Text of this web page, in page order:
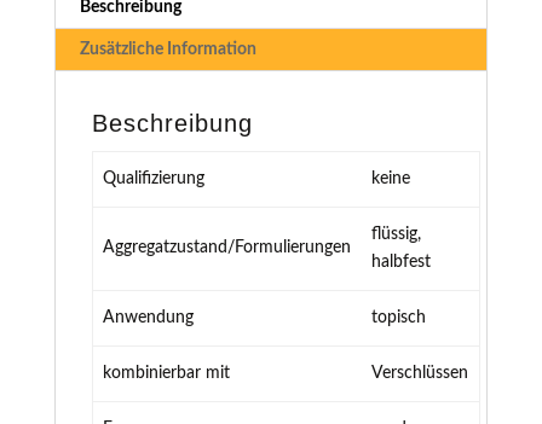
Beschreibung
Zusätzliche Information
Beschreibung
Qualifizierung keine
Aggregatzustand/Formulierungen
flüssig,
halbfest
Anwendung topisch
kombinierbar mit Verschlüssen